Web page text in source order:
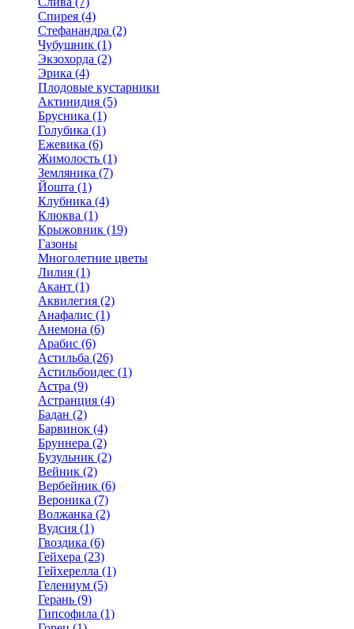
Спирея (4)
Стефанандра (2)
Чубушник (1)
Экзохорда (2)
Эрика (4)
Плодовые кустарники
Актинидия (5)
Брусника (1)
Голубика (1)
Ежевика (6)
Жимолость (1)
Земляника (7)
Йошта (1)
Клубника (4)
Клюква (1)
Крыжовник (19)
Газоны
Многолетние цветы
Лилия (1)
Акант (1)
Аквилегия (2)
Анафалис (1)
Анемона (6)
Арабис (6)
Астильба (26)
Астильбоидес (1)
Астра (9)
Астранция (4)
Бадан (2)
Барвинок (4)
Бруннера (2)
Бузульник (2)
Вейник (2)
Вербейник (6)
Вероника (7)
Волжанка (2)
Вудсия (1)
Гвоздика (6)
Гейхера (23)
Гейхерелла (1)
Гелениум (5)
Герань (9)
Гипсофила (1)